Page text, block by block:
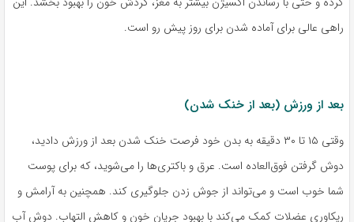
راهی عالی برای آماده شدن برای روز پیش رو است.
بعد از ورزش (بعد از خنک شدن)
وقتی ۱۵ تا ۳۰ دقیقه به بدن خود فرصت خنک شدن بعد از ورزش دادید،
دوش گرفتن فوق‌العاده است. عرق و باکتری‌ها را می‌شوید، که برای پوست
شما خوب است و می‌تواند از جوش زدن جلوگیری کند. همچنین به آرامش و
ریکاوری عضلات کمک می‌کند با بهبود جریان خون و کاهش التهاب. دوش آب